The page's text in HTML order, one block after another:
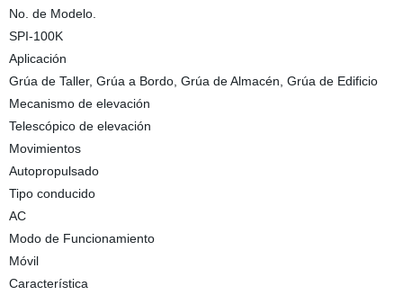
No. de Modelo.
SPI-100K
Aplicación
Grúa de Taller, Grúa a Bordo, Grúa de Almacén, Grúa de Edificio
Mecanismo de elevación
Telescópico de elevación
Movimientos
Autopropulsado
Tipo conducido
AC
Modo de Funcionamiento
Móvil
Característica